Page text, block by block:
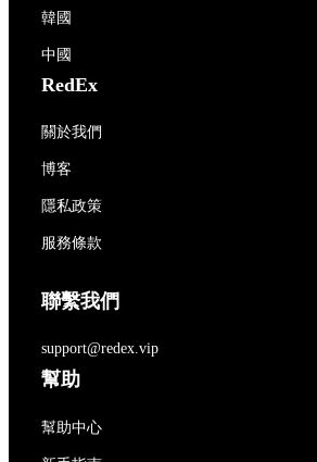
韓國
中國
RedEx
關於我們
博客
隱私政策
服務條款
聯繫我們
support@redex.vip
幫助
幫助中心